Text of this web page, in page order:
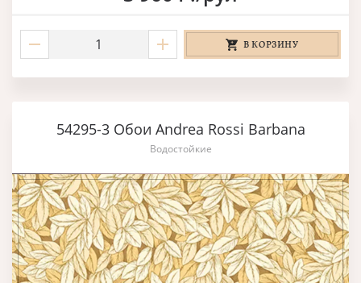
В КОРЗИНУ
54295-3 Обои Andrea Rossi Barbana
Водостойкие